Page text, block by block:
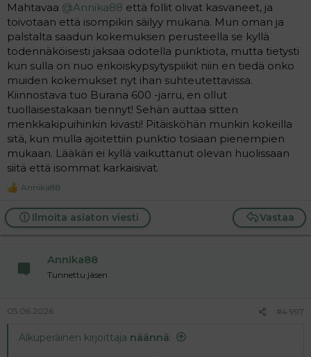
Mahtavaa @Annika88 että follit olivat kasvaneet, ja
toivotaan että isompikin säilyy mukana. Mun oman ja
palstalta saadun kokemuksen perusteella se kyllä
todennäköisesti jaksaa odotella punktiota, mutta tietysti
kun sulla on nuo erikoiskypsytyspiikit niin en tiedä onko
muiden kokemukset nyt ihan suhteutettavissa.
Kiinnostava tuo Burana 600 -jarru, en ollut
tuollaisestakaan tiennyt! Sehän auttaa sitten
menkkakipuihinkin kivasti! Pitäisköhän munkin kokeilla
sitä, kun mulla ajoitettiin punktio tosiaan pienempien
mukaan. Lääkäri ei kyllä vaikuttanut olevan huolissaan
siitä että isommat karkaisivat.
R
a
c
t
Annika88
Vastaa
Ilmoita asiaton viesti
Annika88
Tunnettu jäsen
05.06.2026 #4 997
Alkuperäinen kirjoittaja näännä: